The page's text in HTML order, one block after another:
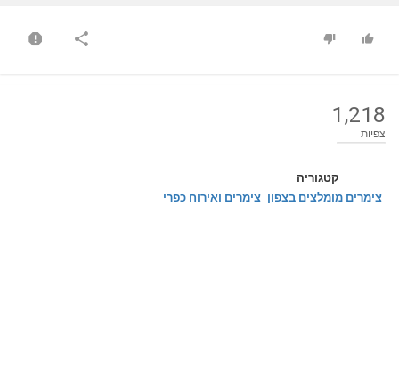
1,218
צפיות
קטגוריה
צימרים מומלצים בצפון צימרים ואירוח כפרי